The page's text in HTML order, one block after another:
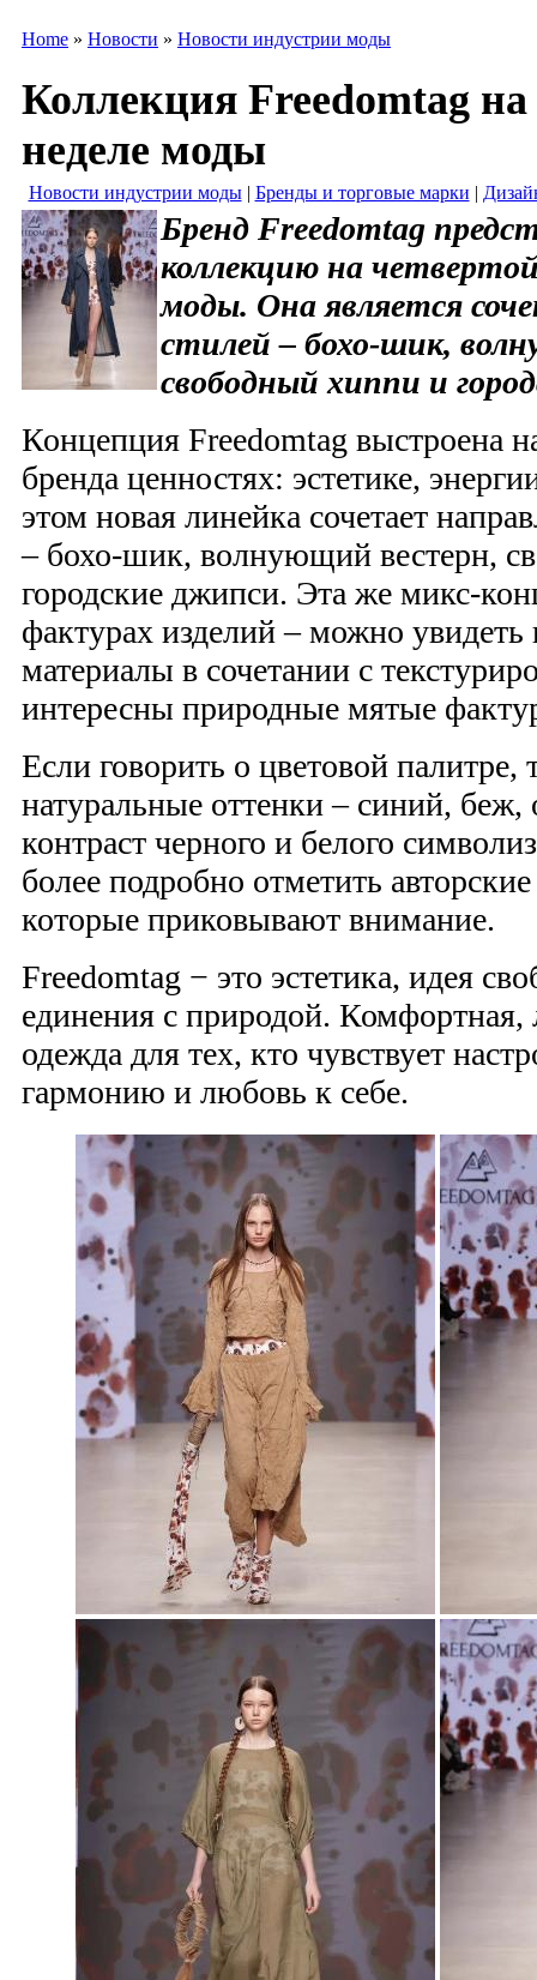
Home » Новости » Новости индустрии моды
Коллекция Freedomtag
неделе моды
Новости индустрии моды| Бренды и торговые марки |
Бренд Freedomtag
коллекцию на
моды. Она является
стилей – бохо-шик,
свободный хиппи и
Концепция Freedomtag выстроена
бренда ценностях: эстетике,
этом новая линейка сочетает
– бохо-шик, волнующий вестерн,
городские джипси. Эта же микс-
фактурах изделий – можно увидеть
материалы в сочетании с
интересны природные мятые
Если говорить о цветовой палитре,
натуральные оттенки – синий, беж,
контраст черного и белого
более подробно отметить
которые приковывают внимание.
Freedomtag − это эстетика, идея
единения с природой. Комфортная,
одежда для тех, кто чувствует
гармонию и любовь к себе.